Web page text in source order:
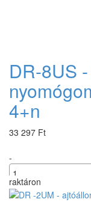
DR-8US
4+n
33 297 Ft
-
+
raktáron